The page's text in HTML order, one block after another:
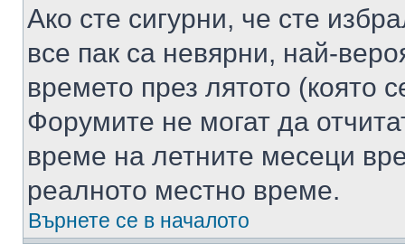
Ако сте сигурни, че сте
все пак са невярни, най-
времето през лятото (която
Форумите не могат да
време на летните месеци
реалното местно време.
Върнете се в началото